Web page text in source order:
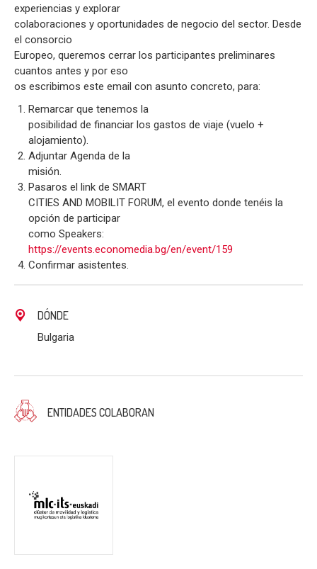
experiencias y explorar
colaboraciones y oportunidades de negocio del sector. Desde
el consorcio
Europeo, queremos cerrar los participantes preliminares
cuantos antes y por eso
os escribimos este email con asunto concreto, para:
Remarcar que tenemos la
posibilidad de financiar los gastos de viaje (vuelo +
alojamiento).
Adjuntar Agenda de la
misión.
Pasaros el link de SMART
CITIES AND MOBILIT FORUM, el evento donde tenéis la
opción de participar
como Speakers:
https://events.economedia.bg/en/event/159
Confirmar asistentes.
DÓNDE
Bulgaria
ENTIDADES COLABORAN